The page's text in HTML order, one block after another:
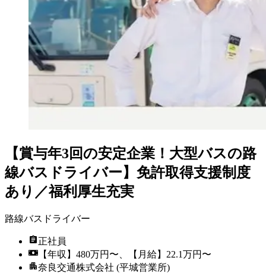
【賞与年3回の安定企業！大型バスの路
線バスドライバー】免許取得支援制度
あり／福利厚生充実
路線バスドライバー
正社員
【年収】480万円〜、【月給】22.1万円〜
奈良交通株式会社 (平城営業所)